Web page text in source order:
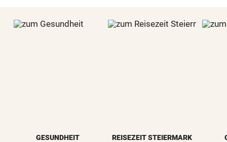
GESUNDHEIT REISEZEIT STEIERMARK